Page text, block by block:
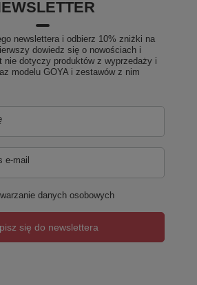
newslettera i odbierz 10% zniżki na
dowiedz się o nowościach i
nie dotyczy produktów z wyprzedaży i
modelu GOYA i zestawów z nim
e-mail
danych osobowych
się do newslettera